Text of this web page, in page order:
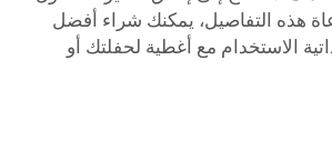
هذه التفاصيل، يمكنك شراء أفضل
ذاتية الاستخدام مع أغطية لحفلتك أو